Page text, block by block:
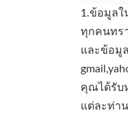
1.ข้อมูลใ
ทุกคนทร
และข้อมู
คุณได้รับ
แต่ละท่า